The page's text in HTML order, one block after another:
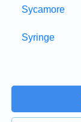
Sycamore
Syringe